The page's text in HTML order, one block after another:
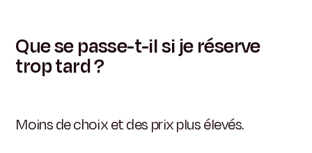
Que se passe-t-il si je réserve
trop tard ?
Moins de choix et des prix plus élevés.